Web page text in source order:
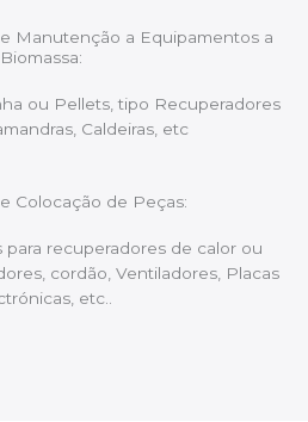
Manutenção a Equipamentos a
Biomassa:
ou Pellets, tipo Recuperadores
Caldeiras, etc
Colocação de Peças:
recuperadores de calor ou
cordão, Ventiladores, Placas
etc..